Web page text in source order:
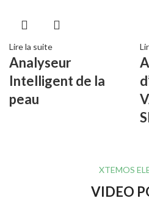
Lire la suite
Analyseur
Intelligent de la
peau
XTEMOS
VIDEO